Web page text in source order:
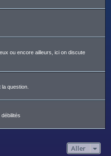
ou encore ailleurs, ici on discute
question.
Aller